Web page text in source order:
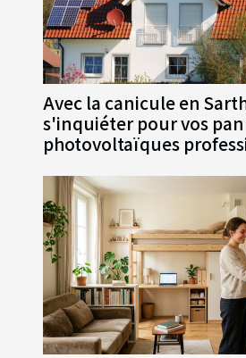
Avec la canicule en
s'inquiéter pour vos
photovoltaïques